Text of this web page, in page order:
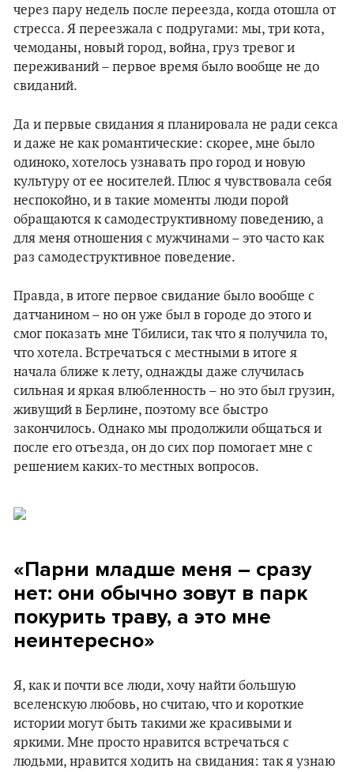
через пару недель после переезда, когда отошла от
стресса. Я переезжала с подругами: мы, три кота,
чемоданы, новый город, война, груз тревог и
переживаний – первое время было вообще не до
свиданий.
Да и первые свидания я планировала не ради секса
и даже не как романтические: скорее, мне было
одиноко, хотелось узнавать про город и новую
культуру от ее носителей. Плюс я чувствовала себя
неспокойно, и в такие моменты люди порой
обращаются к самодеструктивному поведению, а
для меня отношения с мужчинами – это часто как
раз самодеструктивное поведение.
Правда, в итоге первое свидание было вообще с
датчанином – но он уже был в городе до этого и
смог показать мне Тбилиси, так что я получила то,
что хотела. Встречаться с местными в итоге я
начала ближе к лету, однажды даже случилась
сильная и яркая влюбленность – но это был грузин,
живущий в Берлине, поэтому все быстро
закончилось. Однако мы продолжили общаться и
после его отъезда, он до сих пор помогает мне с
решением каких-то местных вопросов.
«Парни младше меня – сразу
нет: они обычно зовут в парк
покурить траву, а это мне
неинтересно»
Я, как и почти все люди, хочу найти большую
вселенскую любовь, но считаю, что и короткие
истории могут быть такими же красивыми и
яркими. Мне просто нравится встречаться с
людьми, нравится ходить на свидания: так я узнаю